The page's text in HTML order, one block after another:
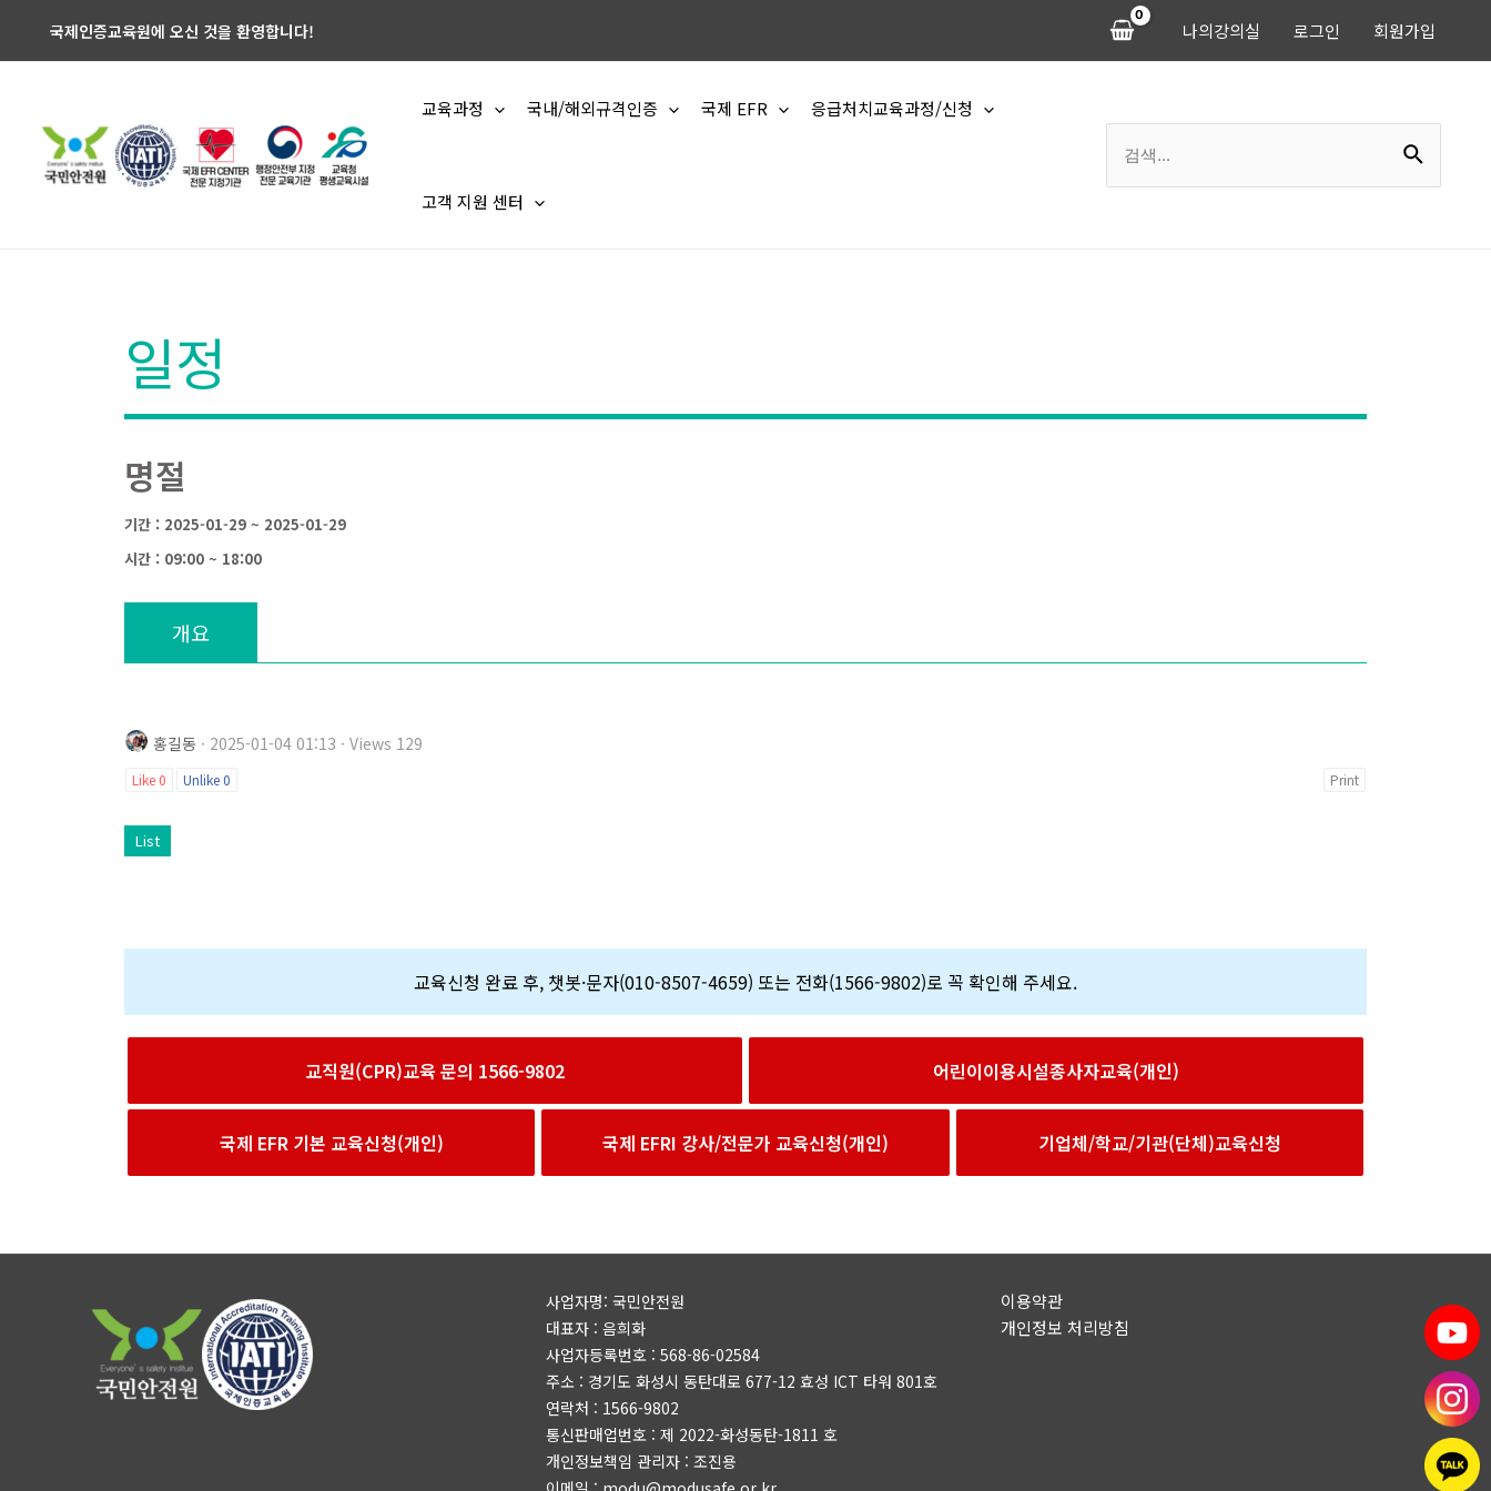
국제인증교육원에 오신 것을 환영합니다! 나의강의실 로그인 회원가입
교육과정 국내/해외규격인증 국제 EFR 응급처치교육과정/신청
고객 지원 센터
일정
명절
기간 : 2025-01-29 ~ 2025-01-29
시간 : 09:00 ~ 18:00
개요
홍길동 · 2025-01-04 01:13 · Views 129
Like 0 Unlike0 Print
List
교육신청 완료 후, 챗봇·문자(010-8507-4659) 또는 전화(1566-9802)로 꼭 확인해 주세요.
교직원(CPR)교육 문의 1566-9802 어린이이용시설종사자교육(개인)
국제 EFR 기본 교육신청(개인) 국제 EFRI 강사/전문가 교육신청(개인) 기업체/학교/기관(단체)교육신청
사업자명: 국민안전원
대표자 : 음희화
사업자등록번호 : 568-86-02584
주소 : 경기도 화성시 동탄대로 677-12 효성 ICT 타워 801호
연락처 : 1566-9802
통신판매업번호 : 제 2022-화성동탄-1811 호
개인정보책임 관리자 : 조진용
이용약관
개인정보 처리방침